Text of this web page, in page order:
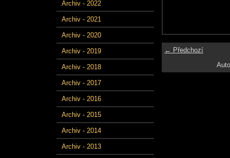
Archiv - 2022
Archiv - 2021
Archiv - 2020
Archiv - 2019
Archiv - 2018
Archiv - 2017
Archiv - 2016
Archiv - 2015
Archiv - 2014
Archiv - 2013
← Předchozí